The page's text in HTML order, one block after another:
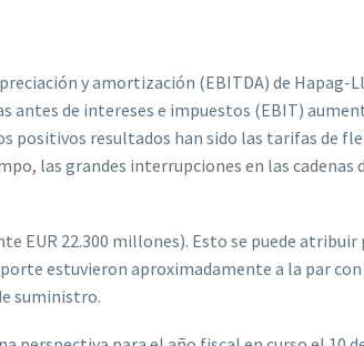
y amortización (EBITDA) de Hapag-
antes de intereses e impuestos (EBIT)
positivos resultados han sido las tarifas de
las grandes interrupciones en las
EUR 22.300 millones). Esto se puede
estuvieron aproximadamente a la par
suministro.